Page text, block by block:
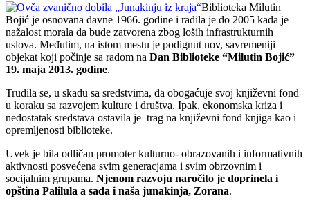
Biblioteka Milutin
Bojić je osnovana davne 1966. godine i radila je do 2005 kada je
nažalost morala da bude zatvorena zbog loših infrastrukturnih
uslova. Međutim, na istom mestu je podignut nov, savremeniji
objekat koji počinje sa radom na Dan Biblioteke “Milutin Bojić”
19. maja 2013. godine.
Trudila se, u skadu sa sredstvima, da obogaćuje svoj književni fond
u koraku sa razvojem kulture i društva. Ipak, ekonomska kriza i
nedostatak sredstava ostavila je trag na književni fond knjiga kao i
opremljenosti biblioteke.
Uvek je bila odličan promoter kulturno- obrazovanih i informativnih
aktivnosti posvećena svim generacjama i svim obrzovnim i
socijalnim grupama. Njenom razvoju naročito je doprinela i
opština Palilula a sada i naša junakinja, Zorana.